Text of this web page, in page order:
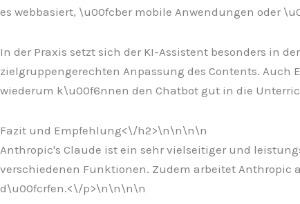
es webbasiert, \u00fcber mobile Anwendungen oder
In der Praxis setzt sich der KI-Assistent besonders in
zielgruppengerechten Anpassung des Contents.
wiederum k\u00f6nnen den Chatbot gut in die
Fazit und Empfehlung<\/h2>\n\n\n\n
Anthropic's Claude ist ein sehr vielseitiger und
verschiedenen Funktionen. Zudem arbeitet Anthropic
d\u00fcrfen.<\/p>\n\n\n\n